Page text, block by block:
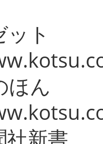
ト
ほん
社新書